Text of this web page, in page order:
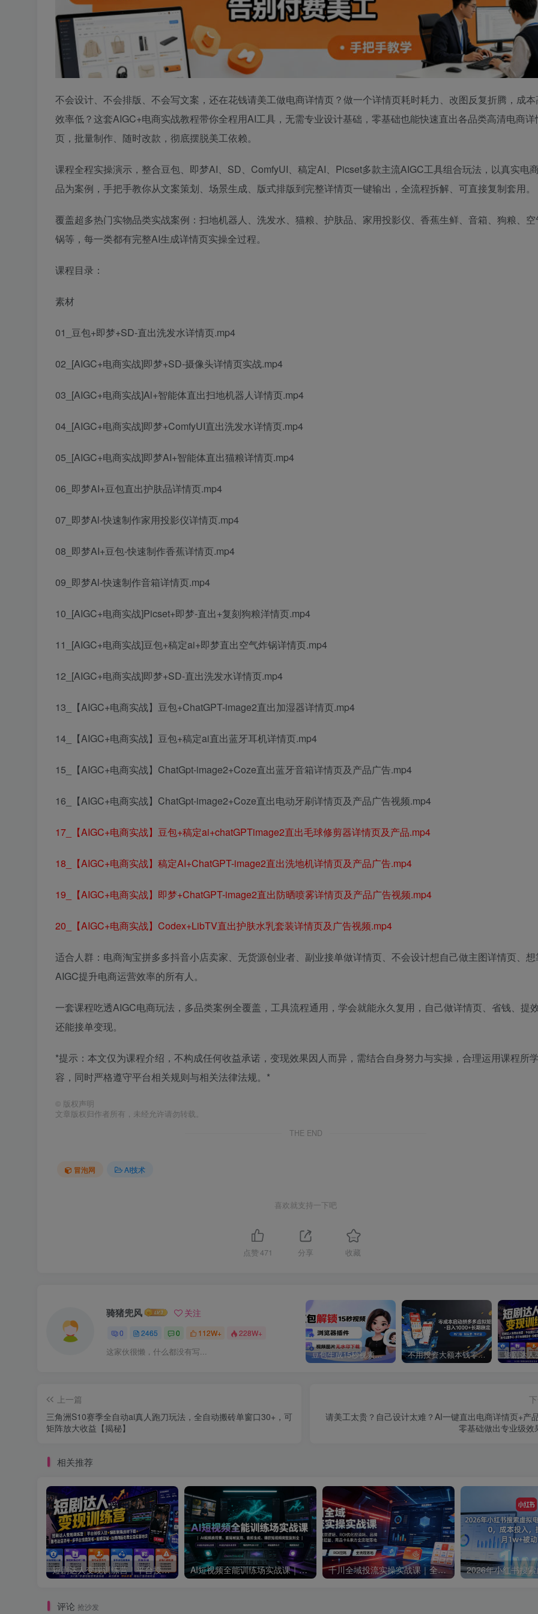
不会设计、不会排版、不会写文案，还在花钱请美工做电商详情页？做一个详情页耗时耗力、改图反复折腾，成本
效率低？这套AIGC+电商实战教程带你全程用AI工具，无需专业设计基础，零基础也能快速直出各品类高清电商详
页，批量制作、随时改款，彻底摆脱美工依赖。
课程全程实操演示，整合豆包、即梦AI、SD、ComfyUI、稿定AI、Picset多款主流AIGC工具组合玩法，以真实电
品为案例，手把手教你从文案策划、场景生成、版式排版到完整详情页一键输出，全流程拆解、可直接复制套用。
覆盖超多热门实物品类实战案例：扫地机器人、洗发水、猫粮、护肤品、家用投影仪、香蕉生鲜、音箱、狗粮、
锅等，每一类都有完整AI生成详情页实操全过程。
课程目录：
素材
01_豆包+即梦+SD-直出洗发水详情页.mp4
02_[AIGC+电商实战]即梦+SD-摄像头详情页实战.mp4
03_[AIGC+电商实战]Al+智能体直出扫地机器人详情页.mp4
04_[AIGC+电商实战]即梦+ComfyUI直出洗发水详情页.mp4
05_[AIGC+电商实战]即梦AI+智能体直出猫粮详情页.mp4
06_即梦AI+豆包直出护肤品详情页.mp4
07_即梦Al-快速制作家用投影仪详情页.mp4
08_即梦AI+豆包-快速制作香蕉详情页.mp4
09_即梦Al-快速制作音箱详情页.mp4
10_[AIGC+电商实战]Picset+即梦-直出+复刻狗粮洋情页.mp4
11_[AIGC+电商实战]豆包+稿定ai+即梦直出空气炸锅详情页.mp4
12_[AIGC+电商实战]即梦+SD-直出洗发水详情页.mp4
13_【AIGC+电商实战】豆包+ChatGPT-image2直出加湿器详情页.mp4
14_【AIGC+电商实战】豆包+稿定ai直出蓝牙耳机详情页.mp4
15_【AIGC+电商实战】ChatGpt-image2+Coze直出蓝牙音箱详情页及产品广告.mp4
16_【AIGC+电商实战】ChatGpt-image2+Coze直出电动牙刷详情页及产品广告视频.mp4
17_【AIGC+电商实战】豆包+稿定ai+chatGPTimage2直出毛球修剪器详情页及产品.mp4
18_【AIGC+电商实战】稿定AI+ChatGPT-image2直出洗地机详情页及产品广告.mp4
19_【AIGC+电商实战】即梦+ChatGPT-image2直出防晒喷雾详情页及产品广告视频.mp4
20_【AIGC+电商实战】Codex+LibTV直出护肤水乳套装详情页及广告视频.mp4
适合人群：电商淘宝拼多多抖音小店卖家、无货源创业者、副业接单做详情页、不会设计想自己做主图详情页、想
AIGC提升电商运营效率的所有人。
一套课程吃透AIGC电商玩法，多品类案例全覆盖，工具流程通用，学会就能永久复用，自己做详情页、省钱、提效
还能接单变现。
*提示：本文仅为课程介绍，不构成任何收益承诺，变现效果因人而异，需结合自身努力与实操，合理运用课程所
容，同时严格遵守平台相关规则与相关法律法规。*
© 版权声明
文章版权归作者所有，未经允许请勿转载。
THE END
冒泡网 AI技术
喜欢就支持一下吧
点赞 471 分享 收藏
骑猪兜风 关注
0 2465 0 112W+ 228W+
这家伙很懒，什么都没有写... 豆包生成15秒视频——浏览器插件：豆包/Dola 视频图片无水印下载 + 解锁15秒视频生成 不用投资大额本钱零成本启动，做拼多多虚拟矩阵，长期稳定！轻松维持日入 1000
上一篇
三角洲S10赛季全自动ai真人跑刀玩法，全自动搬砖单窗口30+，可
矩阵放大收益【揭秘】
请美工太贵？自己设计太难？AI一键直出电商详情页+产
零基础做出专业级效
相关推荐
短剧达人变现训练营｜平台授权入驻+爆款剧集选材下载+账号运营养号+多平台挂载发布+剪辑实操+违规问题处理全流程落地课 AI短视频全能训练场实战课｜AI视频换背景、首尾帧复用、音频生成、爆款短视频完整复刻全套实操教学 千川全域投流实操实战课｜全域流量底层逻辑、ROI优化控消耗、品牌推广、新号起量、商品卡&乘方全流程落地
评论 抢沙发